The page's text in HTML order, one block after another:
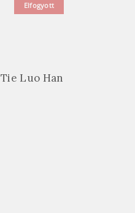
Elfogyott
Tie Luo Han